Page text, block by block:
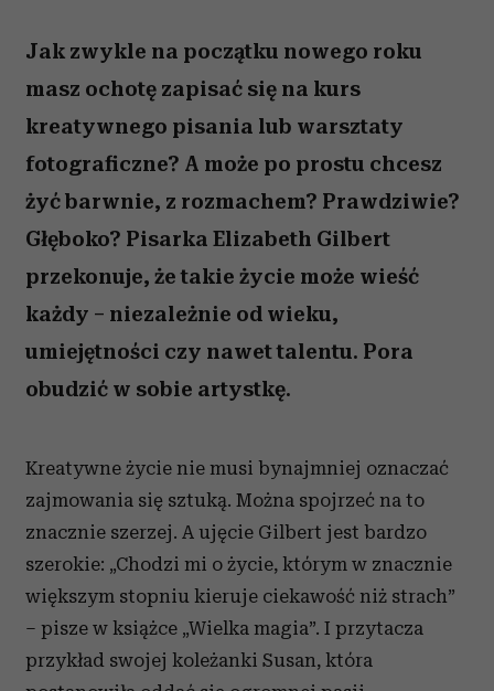
Jak zwykle na początku nowego roku
masz ochotę zapisać się na kurs
kreatywnego pisania lub warsztaty
fotograficzne? A może po prostu chcesz
żyć barwnie, z rozmachem? Prawdziwie?
Głęboko? Pisarka Elizabeth Gilbert
przekonuje, że takie życie może wieść
każdy – niezależnie od wieku,
umiejętności czy nawet talentu. Pora
obudzić w sobie artystkę.
Kreatywne życie nie musi bynajmniej oznaczać
zajmowania się sztuką. Można spojrzeć na to
znacznie szerzej. A ujęcie Gilbert jest bardzo
szerokie: „Chodzi mi o życie, którym w znacznie
większym stopniu kieruje ciekawość niż strach”
– pisze w książce „Wielka magia”. I przytacza
przykład swojej koleżanki Susan, która